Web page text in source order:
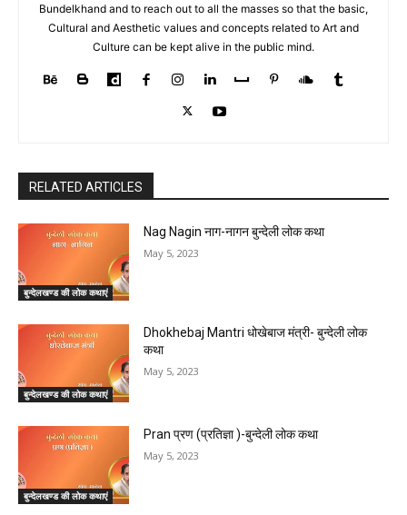
Bundelkhand and to reach out to all the masses so that the basic,
Cultural and Aesthetic values and concepts related to Art and
Culture can be kept alive in the public mind.
RELATED ARTICLES
बुन्देलखण्ड की लोक कथाएं
Nag Nagin नाग-नागन बुन्देली लोक कथा
May 5, 2023
बुन्देलखण्ड की लोक कथाएं
Dhokhebaj Mantri धोखेबाज मंत्री- बुन्देली लोक
कथा
May 5, 2023
बुन्देलखण्ड की लोक कथाएं
Pran प्रण (प्रतिज्ञा )-बुन्देली लोक कथा
May 5, 2023